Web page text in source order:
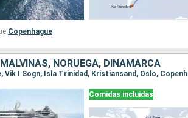
Copenhague
NORUEGA, DINAMARCA
Vik I Sogn, Isla Trinidad, Kristiansand, Oslo,
Comidas incluidas